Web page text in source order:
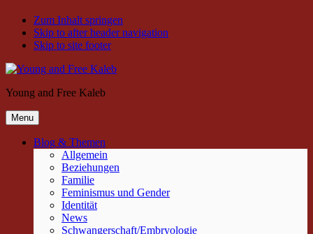
Zum Inhalt springen
Skip to after header navigation
Skip to site footer
Young and Free Kaleb
Menu
Blog & Themen
Allgemein
Beziehungen
Familie
Feminismus und Gender
Identität
News
Schwangerschaft/Embryologie